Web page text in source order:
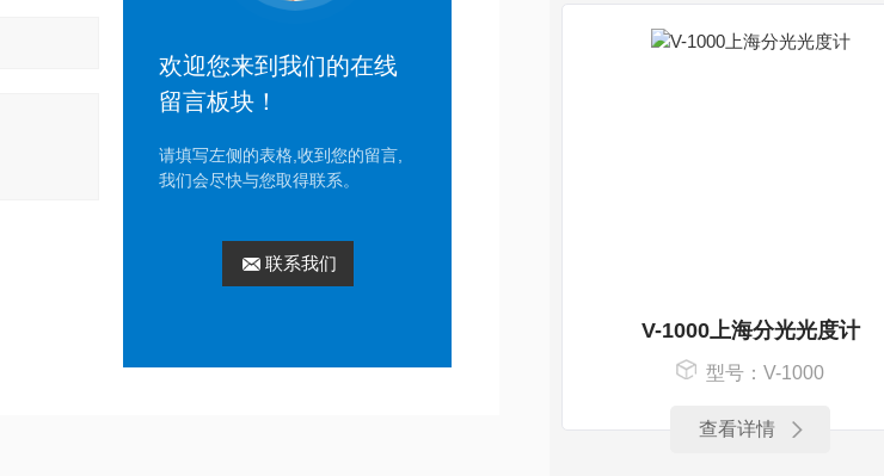
V-1000上海分光光度计
型号：V-1000
查看详情
欢迎您来到我们的在线
留言板块！
请填写左侧的表格,收到您的留言,
我们会尽快与您取得联系。
联系我们